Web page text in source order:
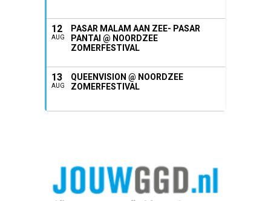
12
AUG
PASAR MALAM AAN ZEE- PASAR
PANTAI @ NOORDZEE
ZOMERFESTIVAL
13
AUG
QUEENVISION @ NOORDZEE
ZOMERFESTIVAL